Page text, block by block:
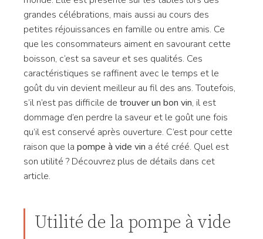
grandes célébrations, mais aussi au cours des
petites réjouissances en famille ou entre amis. Ce
que les consommateurs aiment en savourant cette
boisson, c’est sa saveur et ses qualités. Ces
caractéristiques se raffinent avec le temps et le
goût du vin devient meilleur au fil des ans. Toutefois,
s’il n’est pas difficile de trouver un bon vin, il est
dommage d’en perdre la saveur et le goût une fois
qu’il est conservé après ouverture. C’est pour cette
raison que la pompe à vide vin a été créé. Quel est
son utilité ? Découvrez plus de détails dans cet
article.
Utilité de la pompe à vide